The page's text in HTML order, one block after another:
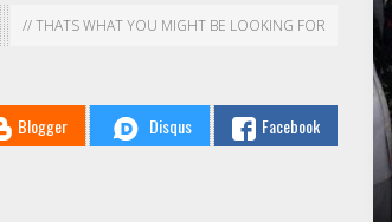
// THATS WHAT YOU MIGHT BE LOOKING FOR
Blogger Disqus Facebook